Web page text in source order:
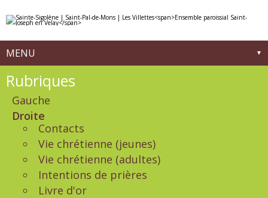
contenu.
la
MENU
Navigation
Rubriques
Gauche
Droite
Contacts
Vie chrétienne (jeunes)
Vie chrétienne (adultes)
Intentions de prières
Livre d'or